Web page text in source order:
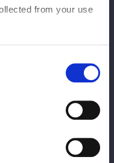
from your use
アリINFO
リーナ大会